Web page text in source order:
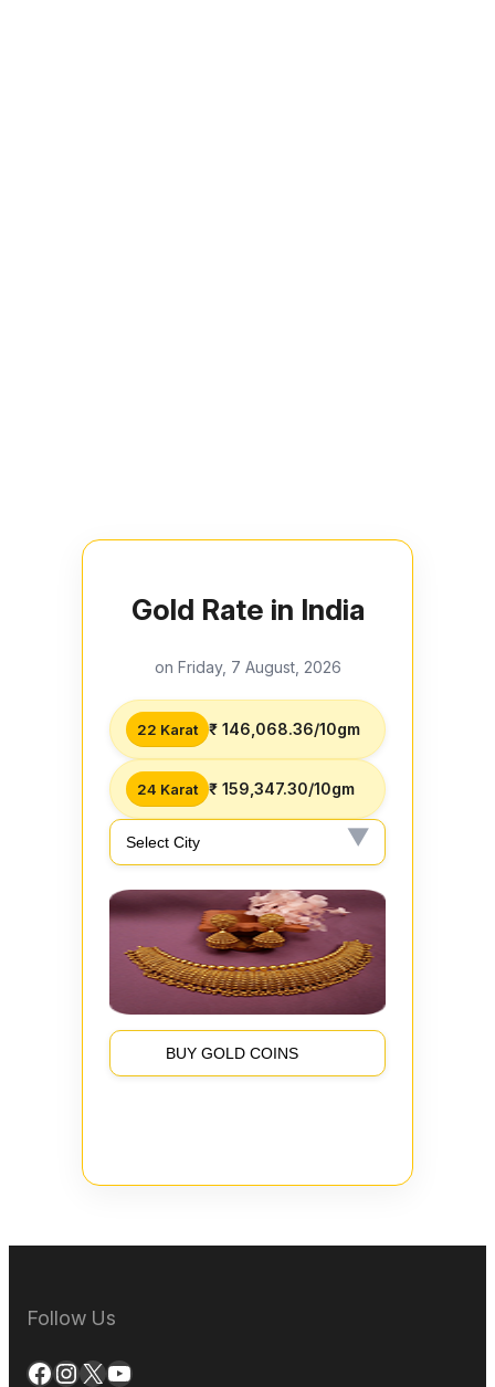
Gold Rate in India
on Friday, 7 August, 2026
22 Karat ₹ 146,068.36/10gm
24 Karat ₹ 159,347.30/10gm
BUY GOLD COINS
Follow Us
Facebook InstagramX YouTube